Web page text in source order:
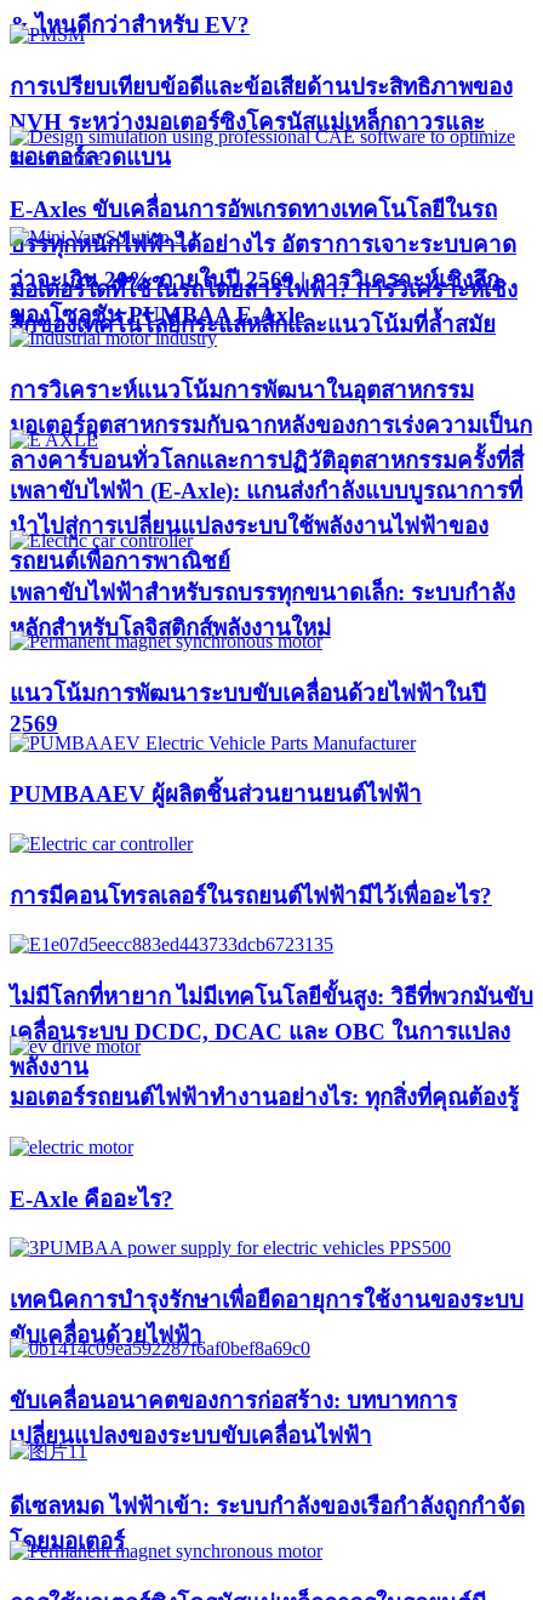
& ไหนดีกว่าสำหรับ EV?
การเปรียบเทียบข้อดีและข้อเสียด้านประสิทธิภาพของ
NVH ระหว่างมอเตอร์ซิงโครนัสแม่เหล็กถาวรและ
มอเตอร์ลวดแบน
E-Axles ขับเคลื่อนการอัพเกรดทางเทคโนโลยีในรถ
บรรทุกหนักไฟฟ้าได้อย่างไร อัตราการเจาะระบบคาด
ว่าจะเกิน 20% ภายในปี 2569 | การวิเคราะห์เชิงลึก
ของโซลูชัน PUMBAA E-Axle
มอเตอร์ใดที่ใช้ในรถโดยสารไฟฟ้า? การวิเคราะห์เชิง
ลึกของเทคโนโลยีกระแสหลักและแนวโน้มที่ล้ำสมัย
การวิเคราะห์แนวโน้มการพัฒนาในอุตสาหกรรม
มอเตอร์อุตสาหกรรมกับฉากหลังของการเร่งความเป็นก
ลางคาร์บอนทั่วโลกและการปฏิวัติอุตสาหกรรมครั้งที่สี่
เพลาขับไฟฟ้า (E-Axle): แกนส่งกำลังแบบบูรณาการที่
นำไปสู่การเปลี่ยนแปลงระบบใช้พลังงานไฟฟ้าของ
รถยนต์เพื่อการพาณิชย์
เพลาขับไฟฟ้าสำหรับรถบรรทุกขนาดเล็ก: ระบบกำลัง
หลักสำหรับโลจิสติกส์พลังงานใหม่
แนวโน้มการพัฒนาระบบขับเคลื่อนด้วยไฟฟ้าในปี
2569
PUMBAAEV ผู้ผลิตชิ้นส่วนยานยนต์ไฟฟ้า
การมีคอนโทรลเลอร์ในรถยนต์ไฟฟ้ามีไว้เพื่ออะไร?
ไม่มีโลกที่หายาก ไม่มีเทคโนโลยีขั้นสูง: วิธีที่พวกมันขับ
เคลื่อนระบบ DCDC, DCAC และ OBC ในการแปลง
พลังงาน
มอเตอร์รถยนต์ไฟฟ้าทำงานอย่างไร: ทุกสิ่งที่คุณต้องรู้
E-Axle คืออะไร?
เทคนิคการบำรุงรักษาเพื่อยืดอายุการใช้งานของระบบ
ขับเคลื่อนด้วยไฟฟ้า
ขับเคลื่อนอนาคตของการก่อสร้าง: บทบาทการ
เปลี่ยนแปลงของระบบขับเคลื่อนไฟฟ้า
ดีเซลหมด ไฟฟ้าเข้า: ระบบกำลังของเรือกำลังถูกกำจัด
โดยมอเตอร์